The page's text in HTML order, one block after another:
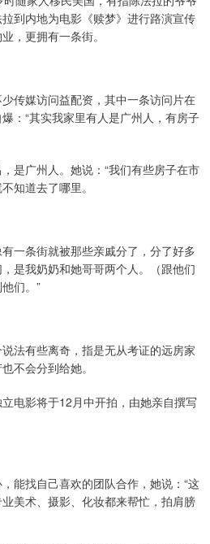
到内地为电影《赎梦》进行路演宣传
，更拥有一条街。
传媒访问益配资，其中一条访问片在
：“其实我家里有人是广州人，有房子
是广州人。她说：“我们有些房子在市
知道去了哪里。
一条街就被那些亲戚分了，分了好多
是我奶奶和她哥哥两个人。（跟他们
们。”
法有些离奇，指是无从考证的远房家
不会分到给她。
电影将于12月中开拍，由她亲自撰写
能找自己喜欢的团队合作，她说：“这
美术、摄影、化妆都来帮忙，拍肩膀